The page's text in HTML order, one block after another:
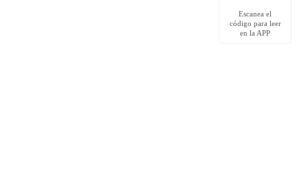
Escanea el
código para leer
en la APP